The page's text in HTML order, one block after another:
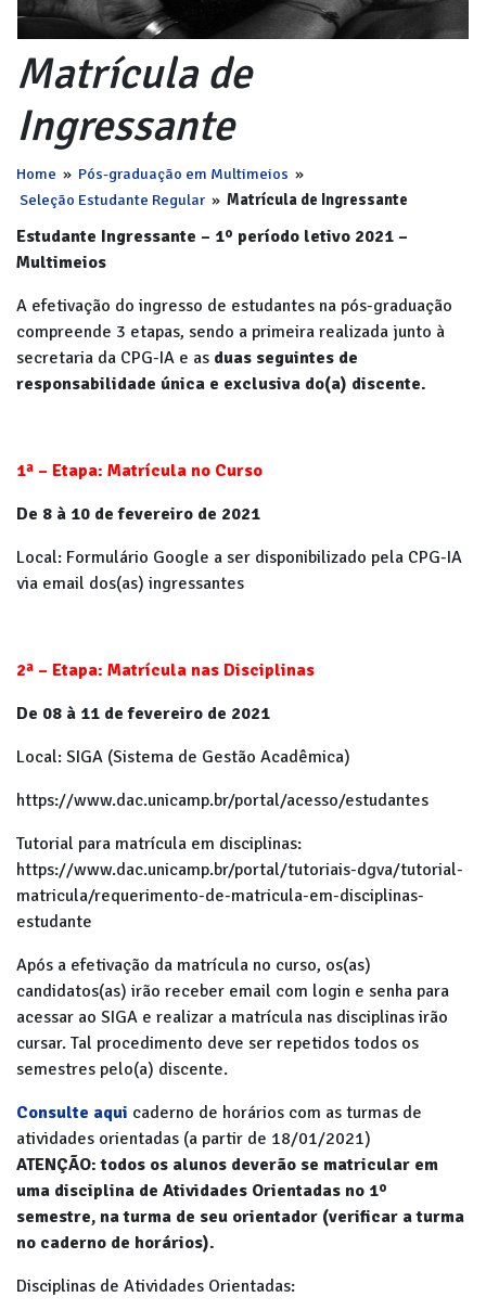
Matrícula de
Ingressante
Home » Pós-graduação em Multimeios »
Seleção Estudante Regular » Matrícula de Ingressante
Estudante Ingressante – 1º período letivo 2021 –
Multimeios
A efetivação do ingresso de estudantes na pós-graduação
compreende 3 etapas, sendo a primeira realizada junto à
secretaria da CPG-IA e as duas seguintes de
responsabilidade única e exclusiva do(a) discente.
1ª – Etapa: Matrícula no Curso
De 8 à 10 de fevereiro de 2021
Local: Formulário Google a ser disponibilizado pela CPG-IA
via email dos(as) ingressantes
2ª – Etapa: Matrícula nas Disciplinas
De 08 à 11 de fevereiro de 2021
Local: SIGA (Sistema de Gestão Acadêmica)
https://www.dac.unicamp.br/portal/acesso/estudantes
Tutorial para matrícula em disciplinas:
https://www.dac.unicamp.br/portal/tutoriais-dgva/tutorial-
matricula/requerimento-de-matricula-em-disciplinas-
estudante
Após a efetivação da matrícula no curso, os(as)
candidatos(as) irão receber email com login e senha para
acessar ao SIGA e realizar a matrícula nas disciplinas irão
cursar. Tal procedimento deve ser repetidos todos os
semestres pelo(a) discente.
Consulte aqui caderno de horários com as turmas de
atividades orientadas (a partir de 18/01/2021)
ATENÇÃO: todos os alunos deverão se matricular em
uma disciplina de Atividades Orientadas no 1º
semestre, na turma de seu orientador (verificar a turma
no caderno de horários).
Disciplinas de Atividades Orientadas: